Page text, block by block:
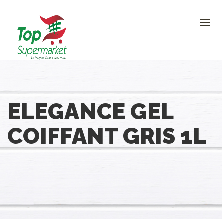
CONTACTEZ-NOUS
Avenue Clemenceau 120, 1070 Bruxelles
+32 (0)2.611 42 91
ELEGANCE GEL
COIFFANT GRIS 1L